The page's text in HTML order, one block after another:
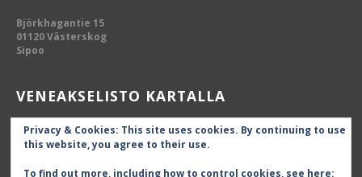
Björkhagantie 15
01120 Västerskog
Sipoo
VENEAKSELISTO KARTALLA
Privacy & Cookies: This site uses cookies. By continuing to use
this website, you agree to their use.
To find out more, including how to control cookies, see here: